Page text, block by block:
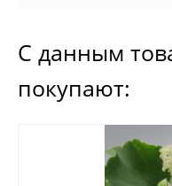
С данным
покупают: